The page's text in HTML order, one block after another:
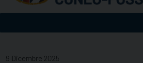
9 Dicembre 2025